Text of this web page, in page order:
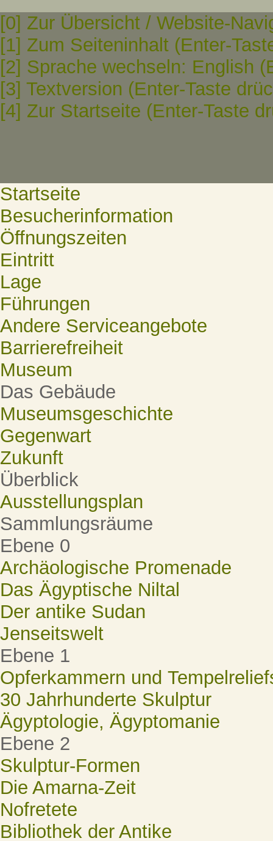
[0] Zur Übersicht / Website-
[1] Zum Seiteninhalt (Enter-
[2] Sprache wechseln: English
[3] Textversion (Enter-Taste
[4] Zur Startseite (Enter-Taste
Startseite
Besucherinformation
Öffnungszeiten
Eintritt
Lage
Führungen
Andere Serviceangebote
Barrierefreiheit
Museum
Das Gebäude
Museumsgeschichte
Gegenwart
Zukunft
Überblick
Ausstellungsplan
Sammlungsräume
Ebene 0
Archäologische Promenade
Das Ägyptische Niltal
Der antike Sudan
Jenseitswelt
Ebene 1
Opferkammern und
30 Jahrhunderte Skulptur
Ägyptologie, Ägyptomanie
Ebene 2
Skulptur-Formen
Die Amarna-Zeit
Nofretete
Bibliothek der Antike